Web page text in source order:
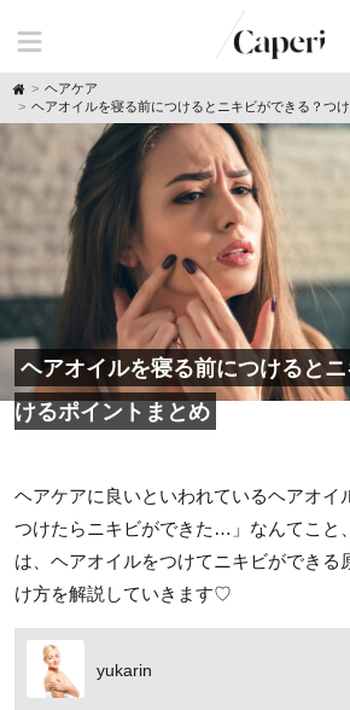
H
o
m
ヘアケア
ヘアオイルを寝る前につけるとニキビができる？つ
ヘアオイルを寝る前につけると
けるポイントまとめ
ヘアケアに良いといわれているヘアオイ
つけたらニキビができた…」なんてこと
は、ヘアオイルをつけてニキビができる
け方を解説していきます♡
yukarin